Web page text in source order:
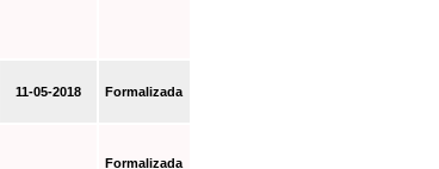
11-05-2018 Formalizada
Formalizada